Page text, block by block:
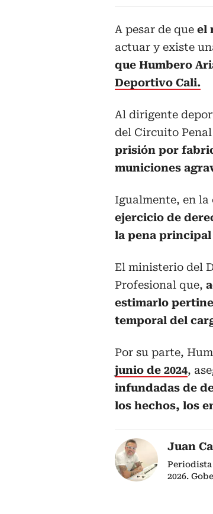
A pesar de que el
actuar y existe
que Humbero
Deportivo Cali.
Al dirigente
del Circuito
prisión por
municiones
Igualmente, en la
ejercicio de
la pena
El ministerio del
Profesional que,
estimarlo
temporal del
Por su parte,
junio de 2024,
infundadas de
los hechos, los
Juan
Periodista
2026.